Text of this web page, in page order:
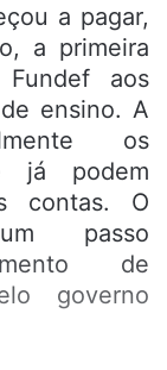
a pagar,
a primeira
aos
ensino. A
os
já podem
contas. O
passo
de
governo